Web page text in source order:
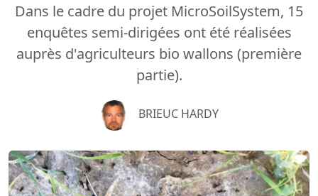
Dans le cadre du projet MicroSoilSystem, 15
enquêtes semi-dirigées ont été réalisées
auprès d'agriculteurs bio wallons (première
partie).
BRIEUC HARDY